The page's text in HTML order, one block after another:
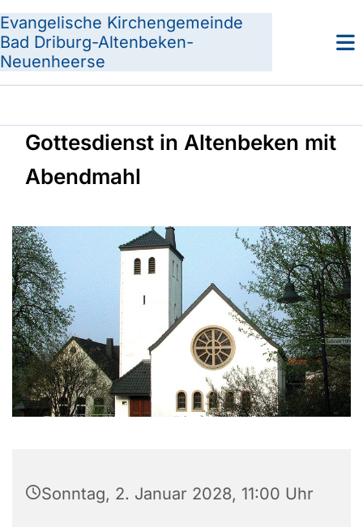
Evangelische Kirchengemeinde
Bad Driburg-Altenbeken-
Neuenheerse
Gottesdienst in Altenbeken mit
Abendmahl
Sonntag, 2. Januar 2028, 11:00 Uhr